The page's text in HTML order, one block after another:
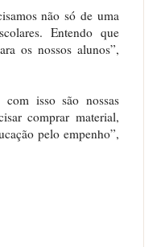
não só de uma
Entendo que
os nossos alunos”,
isso são nossas
comprar material,
pelo empenho”,